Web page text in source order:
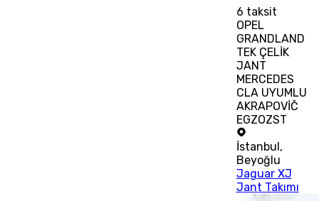
6 taksit
OPEL
GRANDLAND
TEK ÇELİK
JANT
MERCEDES
CLA UYUMLU
AKRAPOVİČ
EGZOZST
İstanbul,
Beyoğlu
Jaguar XJ
Jant Takımı